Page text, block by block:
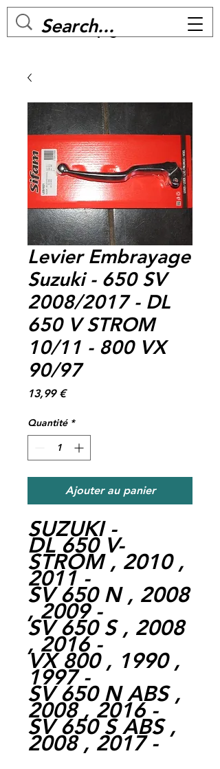
MC BIKE Perpignan
Levier Embrayage
Suzuki - 650 SV
2008/2017 - DL
650 V STROM
10/11 - 800 VX
90/97
13,99 €Prix
Quantité *
Ajouter au panier
SUZUKI -
DL 650 V-
STROM , 2010 ,
2011 -
SV 650 N , 2008
, 2009 -
SV 650 S , 2008
, 2016 -
VX 800 , 1990 ,
1997 -
SV 650 N ABS ,
2008 , 2016 -
SV 650 S ABS ,
2008 , 2017 -